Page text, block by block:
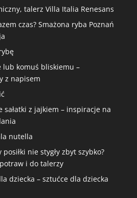
talerz Villa Italia Renesans
czas? Smażona ryba Poznań
lub komuś bliskiemu –
z napisem
sałatki z jajkiem – inspiracje na
nutella
posiłki nie stygły zbyt szybko?
i do talerzy
dziecka – sztućce dla dziecka